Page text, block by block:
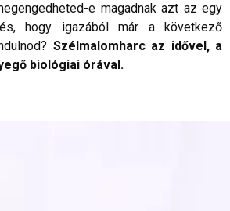
e magadnak azt az egy
hogy igazából már a következő
Szélmalomharc az idővel, a
biológiai órával.